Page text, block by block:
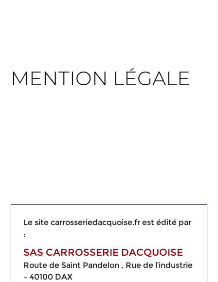
MENTION LÉGALE
Le site carrosseriedacquoise.fr est édité par
:
SAS CARROSSERIE DACQUOISE
Route de Saint Pandelon , Rue de l’industrie
– 40100 DAX